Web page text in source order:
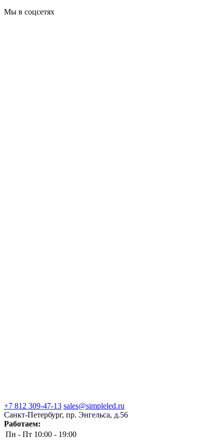
Мы в соцсетях
+7 812 309-47-13 sales@simpleled.ru
Санкт-Петербург, пр. Энгельса, д.56
Работаем:
Пн - Пт 10:00 - 19:00